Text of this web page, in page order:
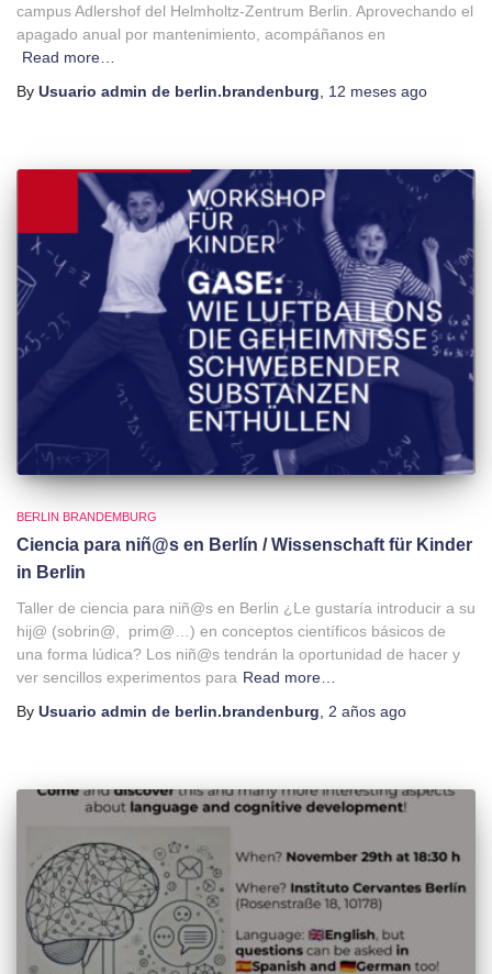
campus Adlershof del Helmholtz-Zentrum Berlin. Aprovechando el
apagado anual por mantenimiento, acompáñanos en
Read more…
By Usuario admin de berlin.brandenburg 12 meses ago
BERLIN BRANDEMBURG
Ciencia para niñ@s en Berlín / Wissenschaft für Kinder
in Berlin
Taller de ciencia para niñ@s en Berlin ¿Le gustaría introducir a su
hij@ (sobrin@, prim@…) en conceptos científicos básicos de
una forma lúdica? Los niñ@s tendrán la oportunidad de hacer y
ver sencillos experimentos para Read more…
By Usuario admin de berlin.brandenburg, 2 años ago